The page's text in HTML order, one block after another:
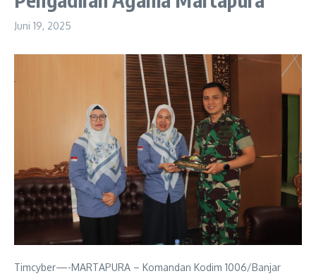
Juni 19, 2025
Timcyber—-MARTAPURA – Komandan Kodim 1006/Banjar